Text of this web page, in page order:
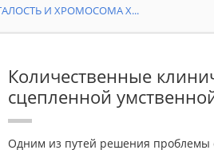
И ХРОМОСОМА Х...
Количественные
сцепленной
Одним из путей решения проблемы